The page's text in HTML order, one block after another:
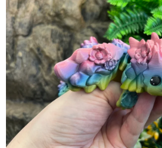
5
hvězdiček.